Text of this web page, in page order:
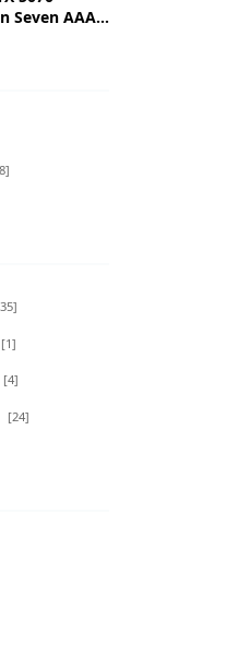
Seven AAA
[1]
[4]
[24]